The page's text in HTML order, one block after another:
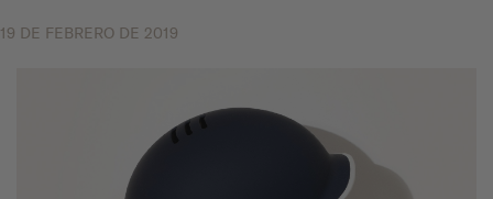
19 DE FEBRERO DE 2019